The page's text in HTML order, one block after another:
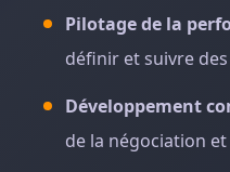
Pilotage de la
définir et suivre
Développement
de la négociation